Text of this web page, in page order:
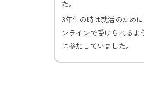
た。
3年生の時は就活のため
ンラインで受けられるよ
に参加していました。